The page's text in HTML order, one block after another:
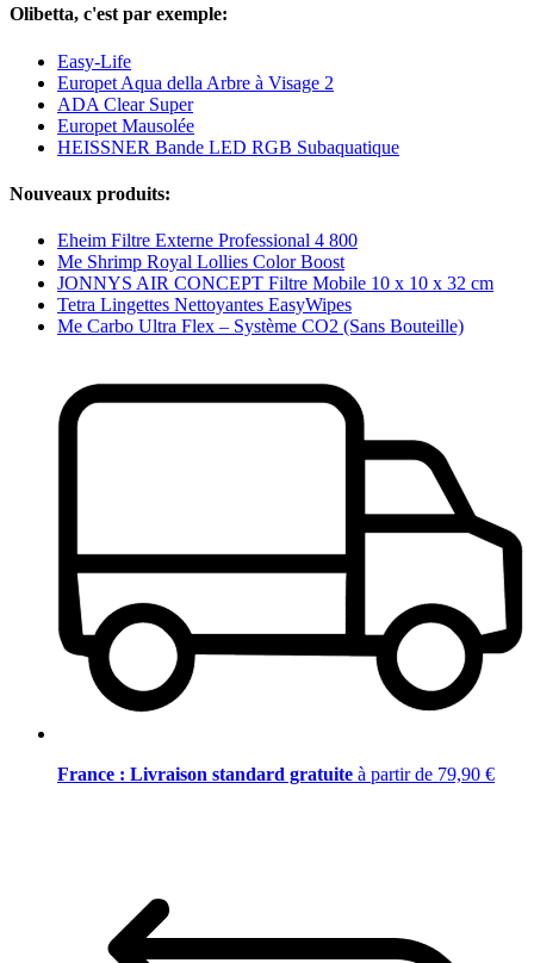
Olibetta, c'est par exemple:
Easy-Life
Europet Aqua della Arbre à Visage 2
ADA Clear Super
Europet Mausolée
HEISSNER Bande LED RGB Subaquatique
Nouveaux produits:
Eheim Filtre Externe Professional 4 800
Me Shrimp Royal Lollies Color Boost
JONNYS AIR CONCEPT Filtre Mobile 10 x 10 x 32 cm
Tetra Lingettes Nettoyantes EasyWipes
Me Carbo Ultra Flex – Système CO2 (Sans Bouteille)
France : Livraison standard gratuite à partir de 79,90 €